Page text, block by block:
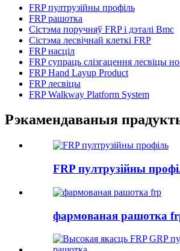
FRP пултрузійны профіль
FRP рашотка
Сістэма поручняў FRP і дэталі Bmc
Сістэма лесвічнай клеткі FRP
FRP насціл
FRP супраць слізгацення лесвіцы
FRP Hand Layup Product
FRP лесвіцы
FRP Walkway Platform System
Рэкамендаваныя
FRP пултрузійны
фармованая рашотка